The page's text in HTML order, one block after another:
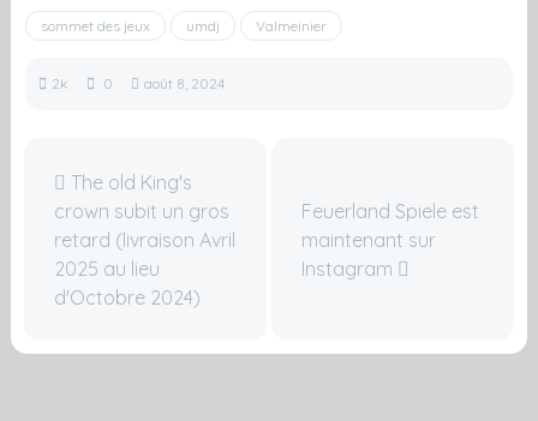
sommet des jeux umdj Valmeinier
2k 0 août 8, 2024
The old King's
crown subit un gros
retard (livraison Avril
2025 au lieu
d'Octobre 2024)
Feuerland Spiele est
maintenant sur
Instagram